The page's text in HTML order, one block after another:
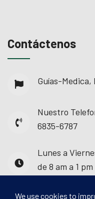
Contáctenos
Guías-
Nuestro
6835-6787
Lunes a
de 8 am a 1 pm